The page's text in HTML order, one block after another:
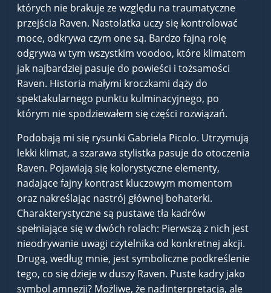
których nie brakuje ze względu na traumatyczne
przejścia Raven. Nastolatka uczy się kontrolować
moce, odkrywa czym one są. Bardzo fajną rolę
odgrywa w tym wszystkim voodoo, które klimatem
jak najbardziej pasuje do powieści i tożsamości
Raven. Historia małymi kroczkami dąży do
spektakularnego punktu kulminacyjnego, po
którym nie spodziewałem się części rozwiązań.
Podobają mi się rysunki Gabriela Picolo. Utrzymują
lekki klimat, a szarawa stylistka pasuje do otoczenia
Raven. Pojawiają się kolorystyczne elementy,
nadające fajny kontrast kluczowym momentom
oraz nakreślając nastrój głównej bohaterki.
Charakterystyczne są pustawe tła kadrów
spełniające się w dwóch rolach: Pierwszą z nich jest
nieodrywanie uwagi czytelnika od konkretnej akcji.
Drugą, według mnie, jest symboliczne podkreślenie
tego, co się dzieje w duszy Raven. Puste kadry jako
symbol amnezji? Możliwe, że nadinterpretacja, ale